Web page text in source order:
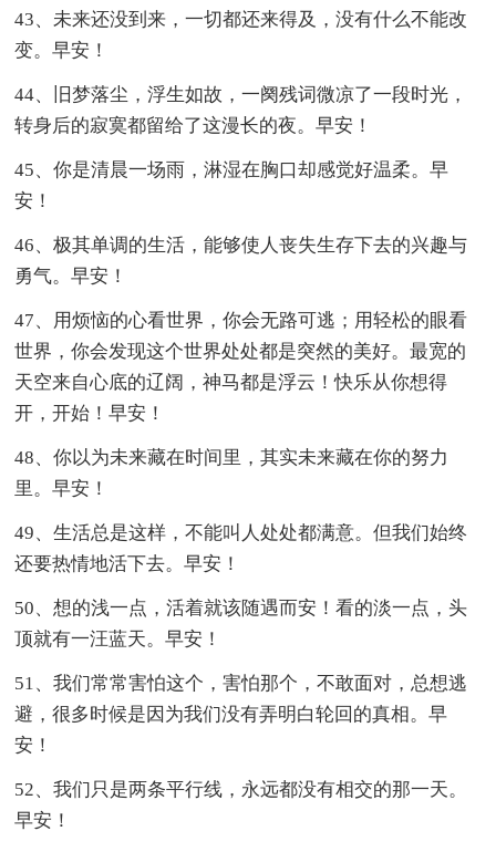
43、未来还没到来，一切都还来得及，没有什么不能改
变。早安！
44、旧梦落尘，浮生如故，一阕残词微凉了一段时光，
转身后的寂寞都留给了这漫长的夜。早安！
45、你是清晨一场雨，淋湿在胸口却感觉好温柔。早
安！
46、极其单调的生活，能够使人丧失生存下去的兴趣与
勇气。早安！
47、用烦恼的心看世界，你会无路可逃；用轻松的眼看
世界，你会发现这个世界处处都是突然的美好。最宽的
天空来自心底的辽阔，神马都是浮云！快乐从你想得
开，开始！早安！
48、你以为未来藏在时间里，其实未来藏在你的努力
里。早安！
49、生活总是这样，不能叫人处处都满意。但我们始终
还要热情地活下去。早安！
50、想的浅一点，活着就该随遇而安！看的淡一点，头
顶就有一汪蓝天。早安！
51、我们常常害怕这个，害怕那个，不敢面对，总想逃
避，很多时候是因为我们没有弄明白轮回的真相。早
安！
52、我们只是两条平行线，永远都没有相交的那一天。
早安！